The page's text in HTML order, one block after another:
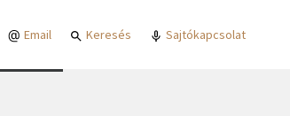
Email Keresés Sajtókapcsolat